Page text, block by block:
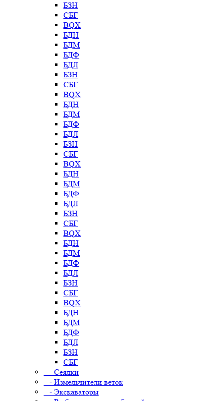
БЗН
СБГ
BQX
БДН
БДМ
БДФ
БДЛ
БЗН
СБГ
BQX
БДН
БДМ
БДФ
БДЛ
БЗН
СБГ
BQX
БДН
БДМ
БДФ
БДЛ
БЗН
СБГ
BQX
БДН
БДМ
БДФ
БДЛ
БЗН
СБГ
BQX
БДН
БДМ
БДФ
БДЛ
БЗН
СБГ
- Сеялки
- Измельчители веток
- Экскаваторы